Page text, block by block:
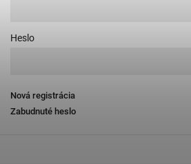
Heslo
Nová registrácia
Zabudnuté heslo